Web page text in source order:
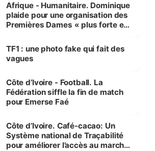
Afrique - Humanitaire. Dominique
plaide pour une organisation des
Premières Dames « plus forte et
sur la scène internationale »
TF1 : une photo fake qui fait des
vagues
Côte d’Ivoire - Football. La
Fédération siffle la fin de match
pour Emerse Faé
Côte d’Ivoire. Café-cacao: Un
Système national de Traçabilité
pour améliorer l’accès au marché